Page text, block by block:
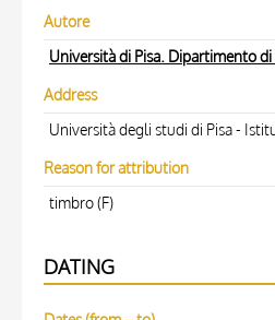
Autore
Università di Pisa. Dipartimento
Address
Università degli studi di Pisa -
Reason for attribution
timbro (F)
DATING